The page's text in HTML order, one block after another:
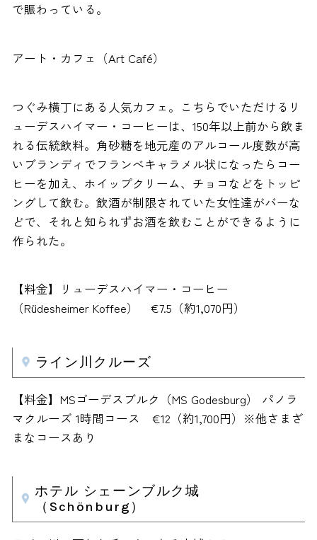
で賑わっている。
アート・カフェ（Art Café）
つぐみ横丁にある人気カフェ。こちらでいただけるリ
ューデスハイマー・コーヒーは、150年以上前から飲ま
れる伝統飲料。角砂糖を地元産のアルコール度数が高
いブランディでフランべキャラメル状になったらコー
ヒーを加え、ホイップクリーム、チョコなどをトッピ
ングして飲む。飲酒が制限されていた女性達がバーな
どで、それと知られずお酒を飲むことができるように
作られた。
【料金】リューデスハイマー・コーヒー
（Rüdesheimer Koffee） €7.5（約1,070円）
ライン川クルーズ
【料金】MSゴーデスブルク（MS Godesburg） パノラ
マクルーズ 1時間コース €12（約1,700円）※他さまざ
まなコースあり
ホテル シェーンブルク城
（Schönburg）